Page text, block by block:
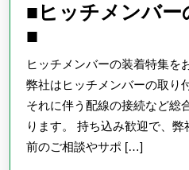
■ヒッチメンバー
■
ヒ
ッ
チ
メ
ン
ヒッチメンバーの装着特集を
弊社はヒッチメンバーの取り
それに伴う配線の接続など総
ります。 持ち込み歓迎で、
前のご相談やサポ […]